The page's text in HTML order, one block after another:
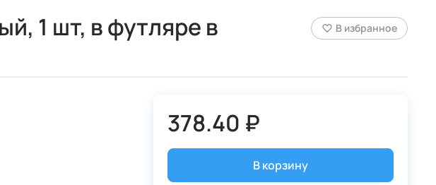
1 шт, в футляре в
В избранное
378.40 ₽
В корзину